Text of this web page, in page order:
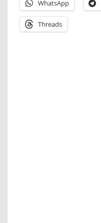
WhatsApp
Threads